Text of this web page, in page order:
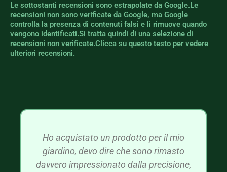
Le sottostanti recensioni sono estrapolate da Google.Le
recensioni non sono verificate da Google, ma Google
controlla la presenza di contenuti falsi e li rimuove quando
vengono identificati.Si tratta quindi di una selezione di
recensioni non verificate.Clicca su questo testo per vedere
ulteriori recensioni.
Ho acquistato un prodotto per il mio
giardino, devo dire che sono rimasto
davvero impressionato dalla precisione,